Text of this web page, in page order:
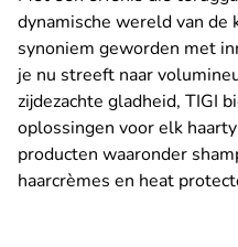
dynamische wereld van de
synoniem geworden met
je nu streeft naar
zijdezachte gladheid, TIGI
oplossingen voor elk
producten waaronder
haarcrèmes en heat